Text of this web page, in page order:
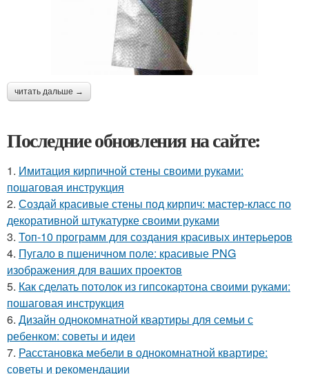
читать дальше →
Последние обновления на сайте:
1. Имитация кирпичной стены своими руками:
пошаговая инструкция
2. Создай красивые стены под кирпич: мастер-класс по
декоративной штукатурке своими руками
3. Топ-10 программ для создания красивых интерьеров
4. Пугало в пшеничном поле: красивые PNG
изображения для ваших проектов
5. Как сделать потолок из гипсокартона своими руками:
пошаговая инструкция
6. Дизайн однокомнатной квартиры для семьи с
ребенком: советы и идеи
7. Расстановка мебели в однокомнатной квартире:
советы и рекомендации